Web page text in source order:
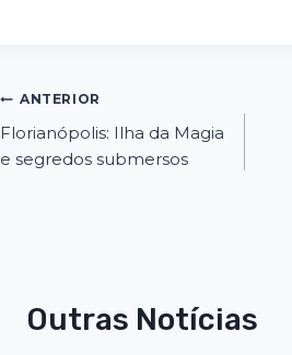
ANTERIOR
Florianópolis: Ilha da Magia
e segredos submersos
Outras Notícias